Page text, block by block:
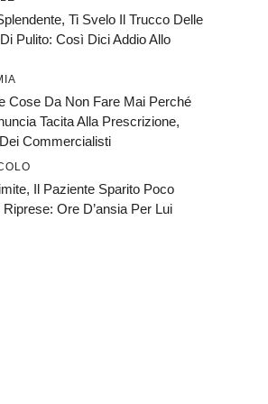
Ti Svelo Il Trucco Delle
Pulito: Così Dici Addio Allo
Cose Da Non Fare Mai Perché
Tacita Alla Prescrizione,
Commercialisti
Il Paziente Sparito Poco
Riprese: Ore D’ansia Per Lui